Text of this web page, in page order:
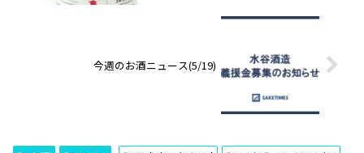
今週のお酒ニュース(5/19)